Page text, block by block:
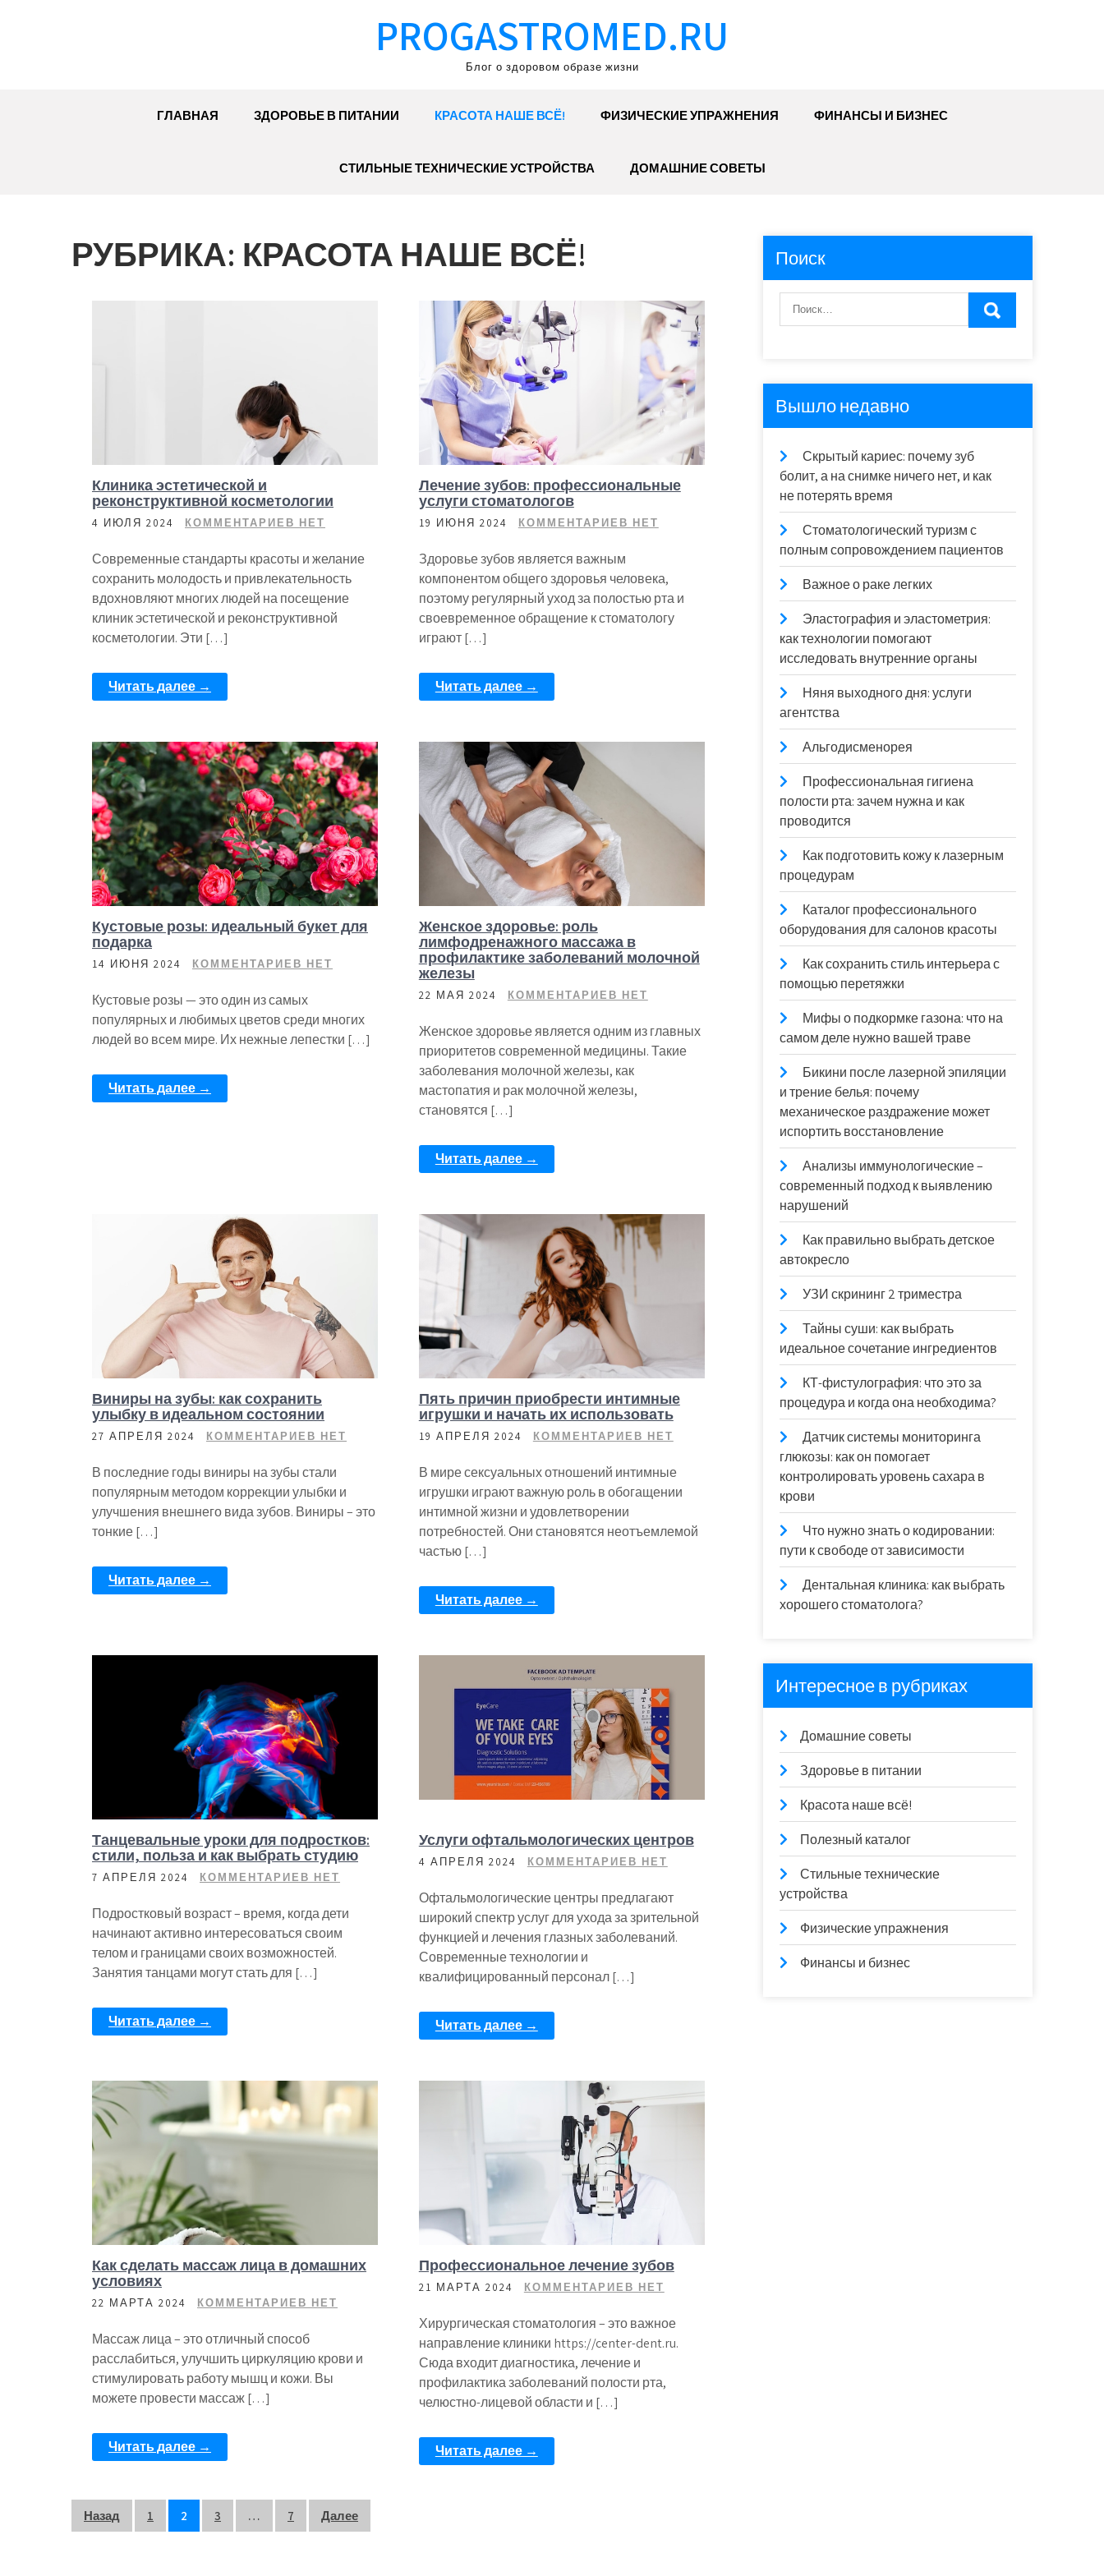
PROGASTROMED.RU
Блог о здоровом образе жизни
ГЛАВНАЯ ЗДОРОВЬЕ В ПИТАНИИ КРАСОТА НАШЕ ВСЁ! ФИЗИЧЕСКИЕ УПРАЖНЕНИЯ ФИНАНСЫ И БИЗНЕС
СТИЛЬНЫЕ ТЕХНИЧЕСКИЕ УСТРОЙСТВА ДОМАШНИЕ СОВЕТЫ
РУБРИКА: КРАСОТА НАШЕ ВСЁ!
Клиника эстетической и
реконструктивной косметологии
4 ИЮЛЯ 2024 КОММЕНТАРИЕВ НЕТ
Современные стандарты красоты и желание
сохранить молодость и привлекательность
вдохновляют многих людей на посещение
клиник эстетической и реконструктивной
косметологии. Эти […]
Читать далее →
Лечение зубов: профессиональные
услуги стоматологов
19 ИЮНЯ 2024 КОММЕНТАРИЕВ НЕТ
Здоровье зубов является важным
компонентом общего здоровья человека,
поэтому регулярный уход за полостью рта и
своевременное обращение к стоматологу
играют […]
Читать далее →
Кустовые розы: идеальный букет для
подарка
14 ИЮНЯ 2024 КОММЕНТАРИЕВ НЕТ
Кустовые розы — это один из самых
популярных и любимых цветов среди многих
людей во всем мире. Их нежные лепестки […]
Читать далее →
Женское здоровье: роль
лимфодренажного массажа в
профилактике заболеваний молочной
железы
22 МАЯ 2024 КОММЕНТАРИЕВ НЕТ
Женское здоровье является одним из главных
приоритетов современной медицины. Такие
заболевания молочной железы, как
мастопатия и рак молочной железы,
становятся […]
Читать далее →
Виниры на зубы: как сохранить
улыбку в идеальном состоянии
27 АПРЕЛЯ 2024 КОММЕНТАРИЕВ НЕТ
В последние годы виниры на зубы стали
популярным методом коррекции улыбки и
улучшения внешнего вида зубов. Виниры – это
тонкие […]
Читать далее →
Пять причин приобрести интимные
игрушки и начать их использовать
19 АПРЕЛЯ 2024 КОММЕНТАРИЕВ НЕТ
В мире сексуальных отношений интимные
игрушки играют важную роль в обогащении
интимной жизни и удовлетворении
потребностей. Они становятся неотъемлемой
частью […]
Читать далее →
Танцевальные уроки для подростков:
стили, польза и как выбрать студию
7 АПРЕЛЯ 2024 КОММЕНТАРИЕВ НЕТ
Подростковый возраст – время, когда дети
начинают активно интересоваться своим
телом и границами своих возможностей.
Занятия танцами могут стать для […]
Читать далее →
Услуги офтальмологических центров
4 АПРЕЛЯ 2024 КОММЕНТАРИЕВ НЕТ
Офтальмологические центры предлагают
широкий спектр услуг для ухода за зрительной
функцией и лечения глазных заболеваний.
Современные технологии и
квалифицированный персонал […]
Читать далее →
Как сделать массаж лица в домашних
условиях
22 МАРТА 2024 КОММЕНТАРИЕВ НЕТ
Массаж лица – это отличный способ
расслабиться, улучшить циркуляцию крови и
стимулировать работу мышц и кожи. Вы
можете провести массаж […]
Читать далее →
Профессиональное лечение зубов
21 МАРТА 2024 КОММЕНТАРИЕВ НЕТ
Хирургическая стоматология – это важное
направление клиники https://center-dent.ru.
Сюда входит диагностика, лечение и
профилактика заболеваний полости рта,
челюстно-лицевой области и […]
Читать далее →
Пагинация
Назад 1 2 3 … 7 Далее
Поиск
Вышло недавно
Скрытый кариес: почему зуб
болит, а на снимке ничего нет, и как
не потерять время
Стоматологический туризм с
полным сопровождением пациентов
Важное о раке легких
Эластография и эластометрия:
как технологии помогают
исследовать внутренние органы
Няня выходного дня: услуги
агентства
Альгодисменорея
Профессиональная гигиена
полости рта: зачем нужна и как
проводится
Как подготовить кожу к лазерным
процедурам
Каталог профессионального
оборудования для салонов красоты
Как сохранить стиль интерьера с
помощью перетяжки
Мифы о подкормке газона: что на
самом деле нужно вашей траве
Бикини после лазерной эпиляции
и трение белья: почему
механическое раздражение может
испортить восстановление
Анализы иммунологические –
современный подход к выявлению
нарушений
Как правильно выбрать детское
автокресло
УЗИ скрининг 2 триместра
Тайны суши: как выбрать
идеальное сочетание ингредиентов
КТ-фистулография: что это за
процедура и когда она необходима?
Датчик системы мониторинга
глюкозы: как он помогает
контролировать уровень сахара в
крови
Что нужно знать о кодировании:
пути к свободе от зависимости
Дентальная клиника: как выбрать
хорошего стоматолога?
Интересное в рубриках
Домашние советы
Здоровье в питании
Красота наше всё!
Полезный каталог
Стильные технические
устройства
Физические упражнения
Финансы и бизнес